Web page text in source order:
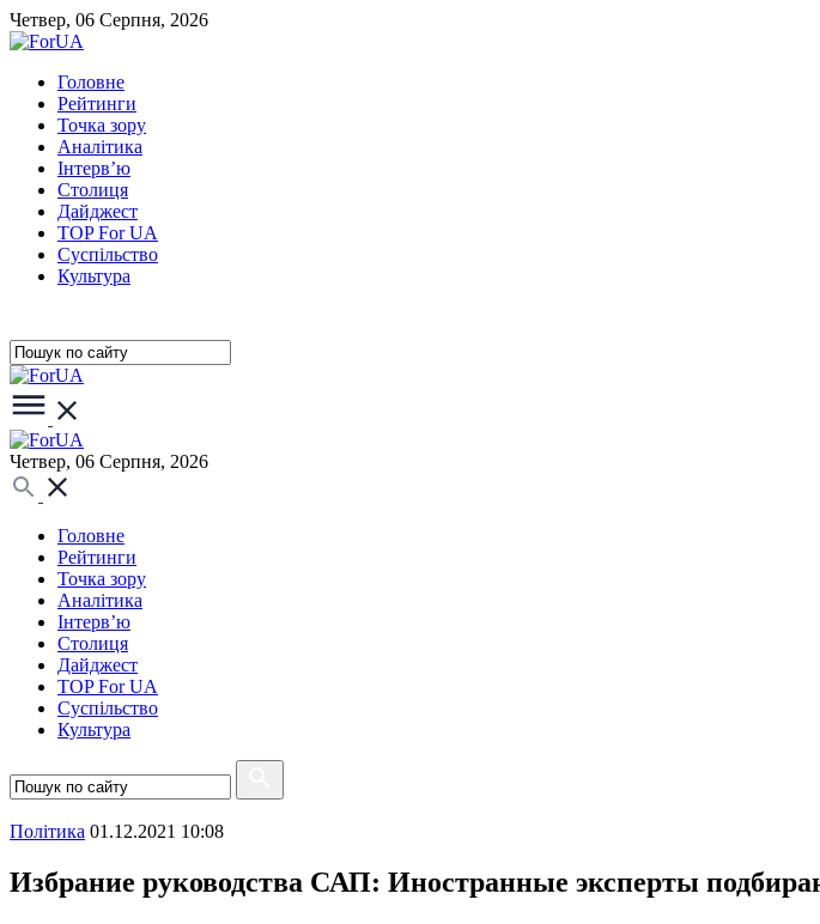
Четвер, 06 Серпня, 2026
Головне
Рейтинги
Точка зору
Аналітика
Інтерв’ю
Столиця
Дайджест
TOP For UA
Суспiльство
Культура
Четвер, 06 Серпня, 2026
Головне
Рейтинги
Точка зору
Аналітика
Інтерв’ю
Столиця
Дайджест
TOP For UA
Суспiльство
Культура
Полiтика 01.12.2021 10:08
Избрание руководства САП: Иностранные эксперты